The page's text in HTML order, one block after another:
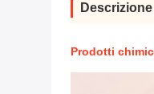
Descrizione
Prodotti